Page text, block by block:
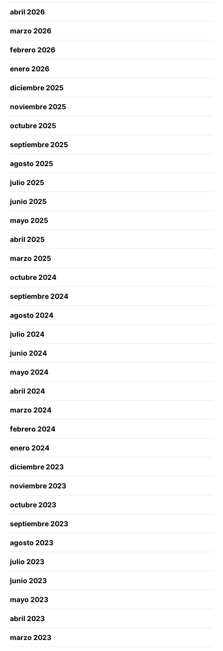
abril 2026
marzo 2026
febrero 2026
enero 2026
diciembre 2025
noviembre 2025
octubre 2025
septiembre 2025
agosto 2025
julio 2025
junio 2025
mayo 2025
abril 2025
marzo 2025
octubre 2024
septiembre 2024
agosto 2024
julio 2024
junio 2024
mayo 2024
abril 2024
marzo 2024
febrero 2024
enero 2024
diciembre 2023
noviembre 2023
octubre 2023
septiembre 2023
agosto 2023
julio 2023
junio 2023
mayo 2023
abril 2023
marzo 2023